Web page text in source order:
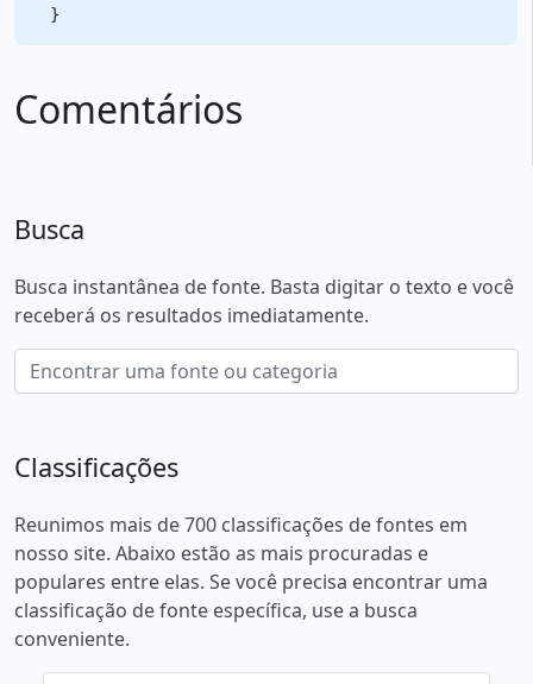
Comentários
Busca
Busca instantânea de fonte. Basta digitar o texto e você
receberá os resultados imediatamente.
Classificações
Reunimos mais de 700 classificações de fontes em
nosso site. Abaixo estão as mais procuradas e
populares entre elas. Se você precisa encontrar uma
classificação de fonte específica, use a busca
conveniente.